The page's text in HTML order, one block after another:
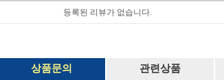
등록된 리뷰가 없습니다.
상품문의 관련상품